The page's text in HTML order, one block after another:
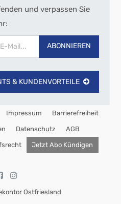
und verpassen Sie
ABONNIEREN
& KUNDENVORTEILE
Impressum Barrierefreiheit
Datenschutz AGB
Jetzt Abo Kündigen
Ostfriesland